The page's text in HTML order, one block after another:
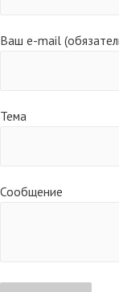
Ваш e-mail
Тема
Сообщение